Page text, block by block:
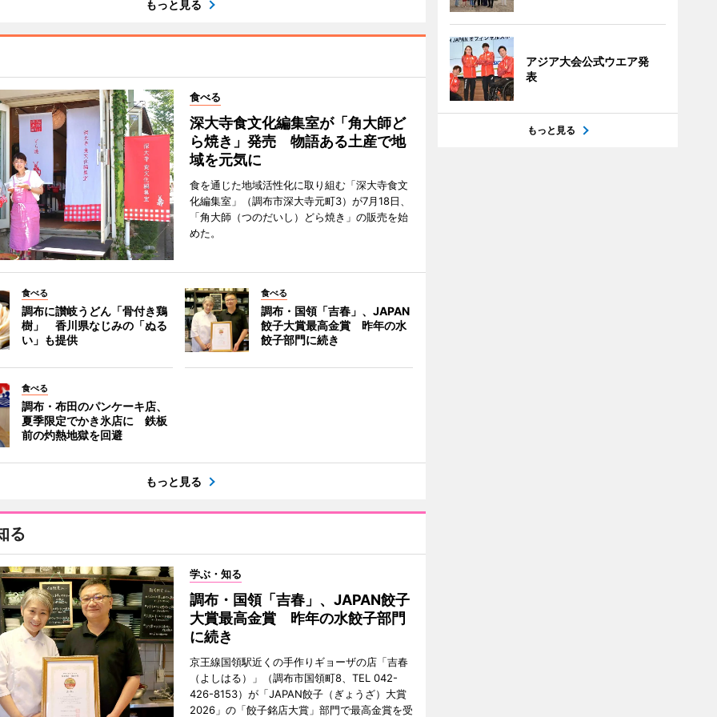
もっと見る
食べる
深大寺食文化編集室が「角大師ど
ら焼き」発売 物語ある土産で地
域を元気に
食を通じた地域活性化に取り組む「深大寺食文
化編集室」（調布市深大寺元町3）が7月18日、
「角大師（つのだいし）どら焼き」の販売を始
めた。
食べる
調布に讃岐うどん「骨付き鶏
樹」 香川県なじみの「ぬる
い」も提供
食べる
調布・国領「吉春」、JAPAN
餃子大賞最高金賞 昨年の水
餃子部門に続き
食べる
調布・布田のパンケーキ店、
夏季限定でかき氷店に 鉄板
前の灼熱地獄を回避
もっと見る
る
学ぶ・知る
調布・国領「吉春」、JAPAN餃子
大賞最高金賞 昨年の水餃子部門
に続き
京王線国領駅近くの手作りギョーザの店「吉春
（よしはる）」（調布市国領町8、TEL 042-
426-8153）が「JAPAN餃子（ぎょうざ）大賞
2026」の「餃子銘店大賞」部門で最高金賞を受
アジア大会公式ウエア発
表
もっと見る